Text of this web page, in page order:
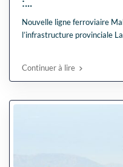
Nouvelle ligne ferroviaire
l’infrastructure provinciale
Continuer à lire